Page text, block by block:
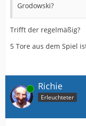
Grodowski?
Trifft der regelmäßig?
5 Tore aus dem Spiel
Online Richie
Erleuchteter